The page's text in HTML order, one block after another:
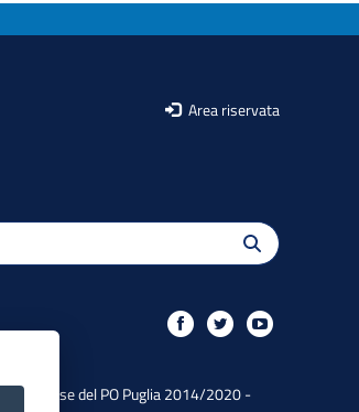
Area riservata
con risorse del PO Puglia 2014/2020 -